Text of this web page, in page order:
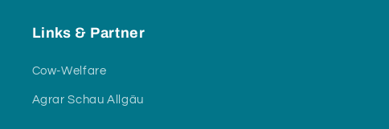
Links & Partner
Cow-Welfare
Agrar Schau Allgäu